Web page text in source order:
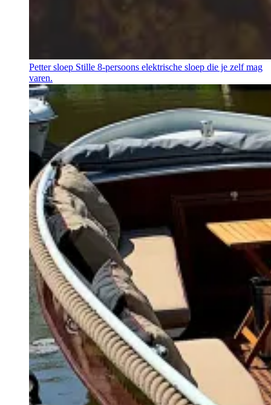
Petter sloep Stille 8-persoons elektrische sloep die je zelf mag
varen.